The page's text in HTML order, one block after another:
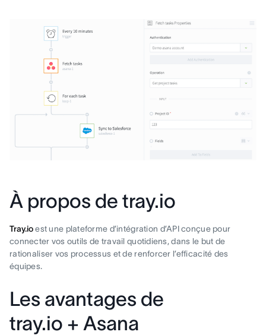
À propos de tray.io
Tray.ioest une plateforme d’intégration d’API conçue pour
connecter vos outils de travail quotidiens, dans le but de
rationaliser vos processus et de renforcer l’efficacité des
équipes.
Les avantages de
tray.io + Asana